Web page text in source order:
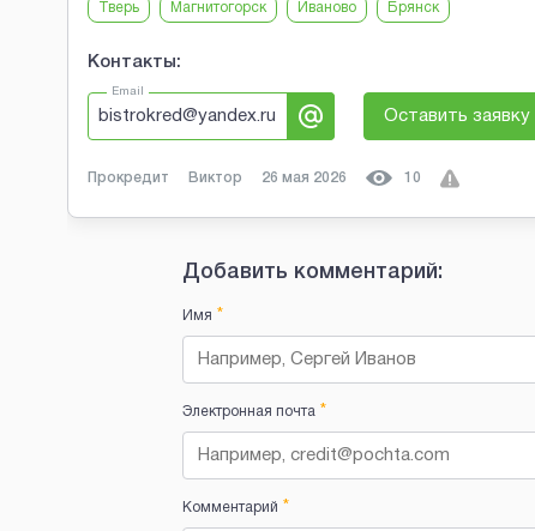
Тверь Магнитогорск Иваново Брянск
Контакты:
Email
bistrokred@yandex.ru Оставить заявку
Прокредит Виктор 26 мая 2026 10
Добавить комментарий:
Имя *
Электронная почта*
Комментарий *